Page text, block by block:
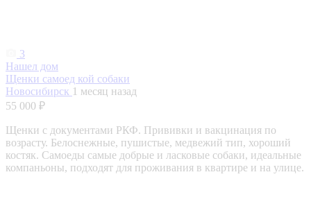
3
Нашел дом
Щенки самоед кой собаки
Новосибирск 1 месяц назад
55 000 ₽
Щенки с документами РКФ. Прививки и вакцинация по
возрасту. Белоснежные, пушистые, медвежий тип, хороший
костяк. Самоеды самые добрые и ласковые собаки, идеальные
компаньоны, подходят для проживания в квартире и на улице.